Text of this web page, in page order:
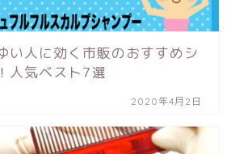
い人に効く市販のおすすめシ
人気ベスト7選
2020年4月2日